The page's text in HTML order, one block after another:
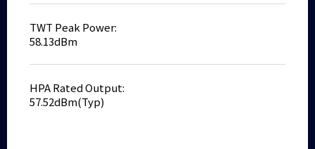
TWT Peak Power:
58.13dBm
HPA Rated Output:
57.52dBm(Typ)